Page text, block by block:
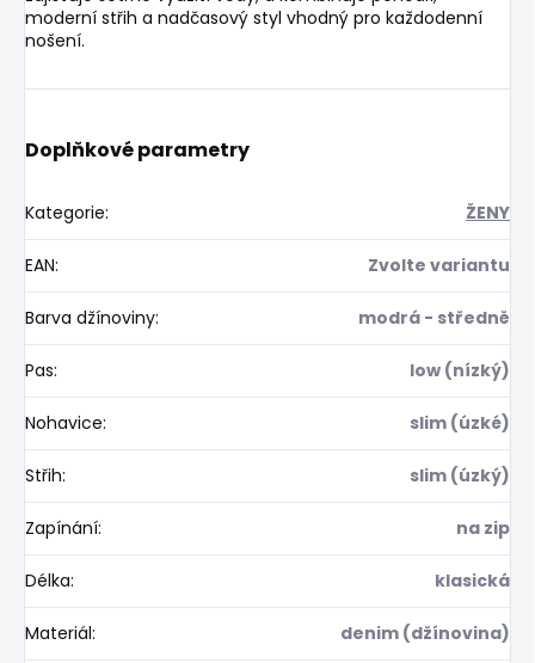
moderní střih a nadčasový styl vhodný pro každodenní
nošení.
Doplňkové parametry
Kategorie: ŽENY
EAN: Zvolte variantu
Barva džínoviny: modrá - středně
Pas: low (nízký)
Nohavice: slim (úzké)
Střih: slim (úzký)
Zapínání: na zip
Délka: klasická
Materiál: denim (džínovina)